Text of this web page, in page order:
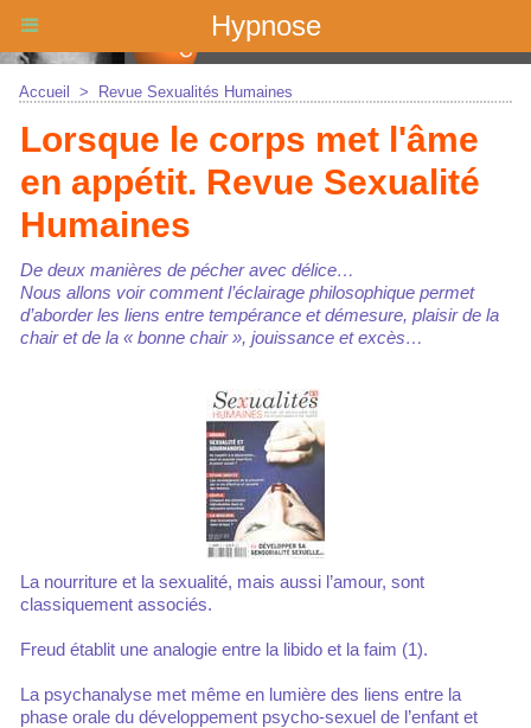
Hypnose
Accueil > Revue Sexualités Humaines
Lorsque le corps met l'âme
en appétit. Revue Sexualité
Humaines
De deux manières de pécher avec délice…
Nous allons voir comment l’éclairage philosophique permet
d’aborder les liens entre tempérance et démesure, plaisir de la
chair et de la « bonne chair », jouissance et excès…
La nourriture et la sexualité, mais aussi l’amour, sont
classiquement associés.
Freud établit une analogie entre la libido et la faim (1).
La psychanalyse met même en lumière des liens entre la
phase orale du développement psycho-sexuel de l’enfant et